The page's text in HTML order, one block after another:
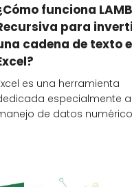
funciona
para
cadena de texto
es una herramienta
especialmente al
de datos